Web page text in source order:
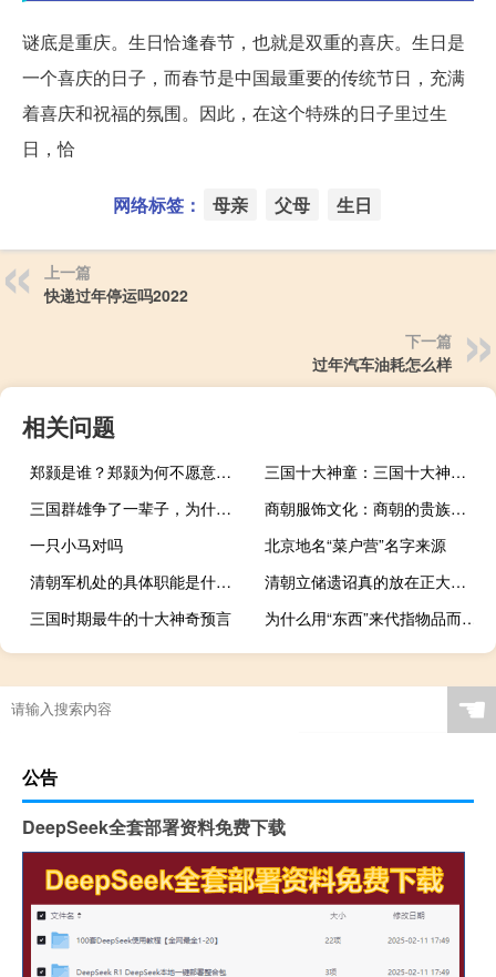
谜底是重庆。生日恰逢春节，也就是双重的喜庆。生日是
一个喜庆的日子，而春节是中国最重要的传统节日，充满
着喜庆和祝福的氛围。因此，在这个特殊的日子里过生
日，恰
网络标签： 母亲 父母 生日
上一篇
快递过年停运吗2022
下一篇
过年汽车油耗怎么样
相关问题
郑颢是谁？郑颢为何不愿意当驸马？
三国十大神童：三国十大神童命运如何？
三国群雄争了一辈子，为什么就便宜了司马家族？
商朝服饰文化：商朝的贵族们穿的是什么衣服
一只小马对吗
北京地名“菜户营”名字来源
清朝军机处的具体职能是什么？
清朝立储遗诏真的放在正大光明匾额后面吗
三国时期最牛的十大神奇预言
为什么用“东西”来代指物品而不是南北？
☚
公告
DeepSeek全套部署资料免费下载